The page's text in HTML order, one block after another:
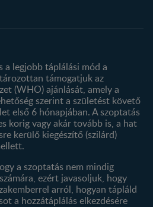
Profilom
a legjobb táplálási mód a
támogatjuk az
(WHO) ajánlását, amely a
szerint a születést követő
első 6 hónapjában. A szoptatás
korig vagy akár tovább is, a hat
kerülő kiegészítő (szilárd)
a szoptatás nem mindig
ezért javasoljuk, hogy
arról, hogyan tápláld
a hozzátáplálás elkezdésére